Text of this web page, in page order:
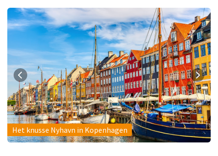
Het knusse Nyhavn in Kopenhagen